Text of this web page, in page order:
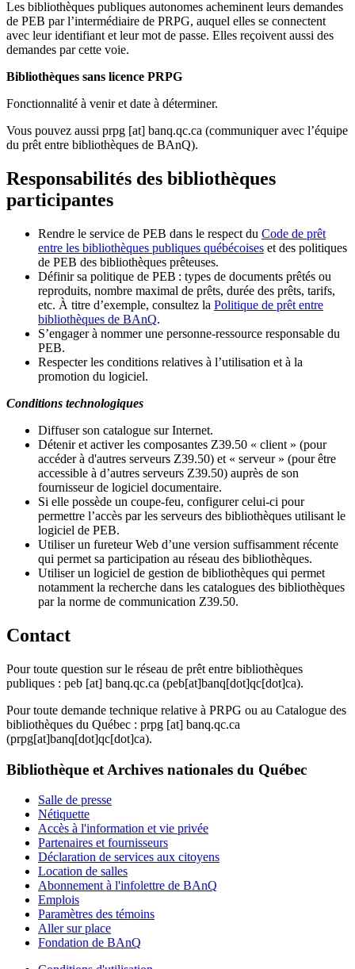
Les bibliothèques publiques autonomes acheminent leurs demandes
de PEB par l’intermédiaire de PRPG, auquel elles se connectent
avec leur identifiant et leur mot de passe. Elles reçoivent aussi des
demandes par cette voie.
Bibliothèques sans licence PRPG
Fonctionnalité à venir et date à déterminer.
Vous pouvez aussi prpg [at] banq.qc.ca (communiquer avec l’équipe
du prêt entre bibliothèques de BAnQ).
Responsabilités des bibliothèques
participantes
Rendre le service de PEB dans le respect du Code de prêt
entre les bibliothèques publiques québécoises et des politiques
de PEB des bibliothèques prêteuses.
Définir sa politique de PEB : types de documents prêtés ou
reproduits, nombre maximal de prêts, durée des prêts, tarifs,
etc. À titre d’exemple, consultez la Politique de prêt entre
bibliothèques de BAnQ.
S’engager à nommer une personne-ressource responsable du
PEB.
Respecter les conditions relatives à l’utilisation et à la
promotion du logiciel.
Conditions technologiques
Diffuser son catalogue sur Internet.
Détenir et activer les composantes Z39.50 « client » (pour
accéder à d'autres serveurs Z39.50) et « serveur » (pour être
accessible à d’autres serveurs Z39.50) auprès de son
fournisseur de logiciel documentaire.
Si elle possède un coupe-feu, configurer celui-ci pour
permettre l’accès par les serveurs des bibliothèques utilisant le
logiciel de PEB.
Utiliser un fureteur Web d’une version suffisamment récente
qui permet sa participation au réseau des bibliothèques.
Utiliser un logiciel de gestion de bibliothèques qui permet
notamment la recherche dans les catalogues des bibliothèques
par la norme de communication Z39.50.
Contact
Pour toute question sur le réseau de prêt entre bibliothèques
publiques : peb [at] banq.qc.ca (peb[at]banq[dot]qc[dot]ca).
Pour toute demande technique relative à PRPG ou au Catalogue des
bibliothèques du Québec : prpg [at] banq.qc.ca
(prpg[at]banq[dot]qc[dot]ca).
Bibliothèque et Archives nationales du Québec
Salle de presse
Nétiquette
Accès à l'information et vie privée
Partenaires et fournisseurs
Déclaration de services aux citoyens
Location de salles
Abonnement à l'infolettre de BAnQ
Emplois
Paramètres des témoins
Aller sur place
Fondation de BAnQ